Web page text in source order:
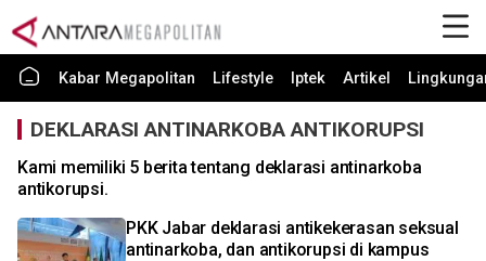
Kabar Megapolitan Lifestyle Iptek Artikel
DEKLARASI ANTINARKOBA ANTIKORUPSI
Kami memiliki 5 berita tentang deklarasi antinarkoba
antikorupsi.
PKK Jabar deklarasi antikekerasan seksual
antinarkoba, dan antikorupsi di kampus